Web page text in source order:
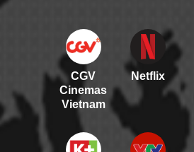
CGV
Cinemas
Vietnam
Netflix